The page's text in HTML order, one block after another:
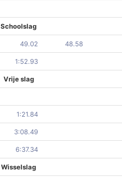
Schoolslag
49.02 48.58
1:52.93
Vrije slag
1:21.84
3:08.49
6:37.34
Wisselslag